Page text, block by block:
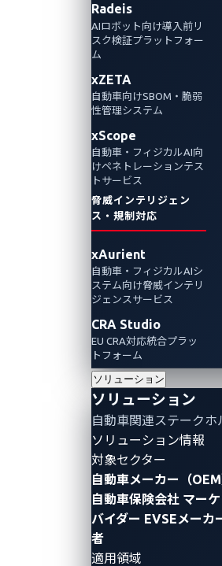
Radeis
AIロボット向け導入前リ
スク検証プラットフォー
ム
xZETA
自動車向けSBOM・脆弱
性管理システム
xScope
自動車・フィジカルAI向
けペネトレーションテス
トサービス
脅威インテリジェン
ス・規制対応
xAurient
自動車・フィジカルAIシ
ステム向け脅威インテリ
ジェンスサービス
CRA Studio
EU CRA対応統合プラッ
トフォーム
ソリューション
ソリューション
自動車関連ステーク
ソリューション情報
対象セクター
自動車メーカー（OEM
自動車保険会社 マー
バイダー EVSEメーカ
者
適用領域
のか
2024年1月19日
VicOne
従来のVSOCが抱える「アラ
経路が見えない限界を実例
サー情報を統合しコンテクス
UN-R155準拠にも繋がる次
By Ling Cheng (Senior Product
サイバーセキュリティの進化する
加に伴い、自動車業界がクラウド
リティ運用センター（VSOC）を設